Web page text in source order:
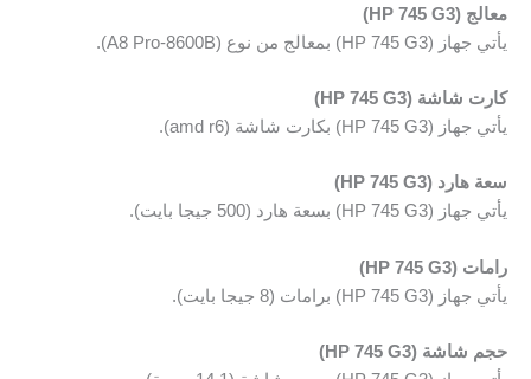
معالج (HP 745 G3)
يأتي جهاز (HP 745 G3) بمعالج من نوع (A8 Pro-8600B).
كارت شاشة (HP 745 G3)
يأتي جهاز (HP 745 G3) بكارت شاشة (amd r6).
سعة هارد (HP 745 G3)
يأتي جهاز (HP 745 G3) بسعة هارد (500 جيجا بايت).
رامات (HP 745 G3)
يأتي جهاز (HP 745 G3) برامات (8 جيجا بايت).
حجم شاشة (HP 745 G3)